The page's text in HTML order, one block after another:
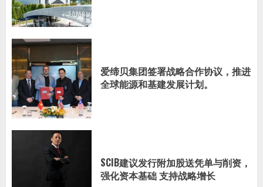
爱缔贝集团签署战略合作协议，推进
全球能源和基建发展计划。
SCIB建议发行附加股送凭单与削资，
强化资本基础 支持战略增长